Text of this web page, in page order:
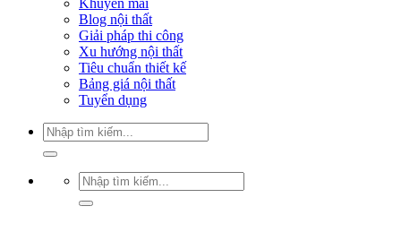
Khuyến mãi
Blog nội thất
Giải pháp thi công
Xu hướng nội thất
Tiêu chuẩn thiết kế
Bảng giá nội thất
Tuyển dụng
Tìm
kiếm:
Tìm
kiếm: